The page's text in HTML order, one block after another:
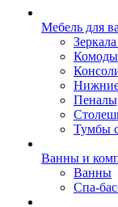
Мебель для
Комоды
Тумбы
Ванны и
Ванны
Спа-